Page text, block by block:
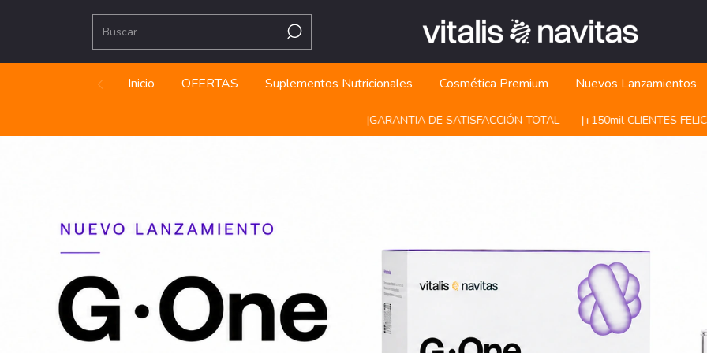
Suplementos Naturales y Nutrición |
Inicio OFERTAS Suplementos Nutricionales Cosmética Premium Nuevos Lanzamientos
|ㅤㅤGARANTIA DE SATISFACCIÓN TOTAL |ㅤㅤ+150mil CLIENTES FELICES |ㅤㅤ